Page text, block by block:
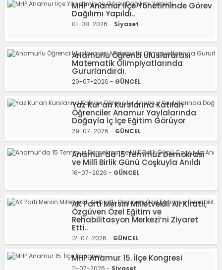
MHP Anamur İlçe Yönetiminde Görev
Dağılımı Yapıldı..
01-08-2026 - Siyaset
Anamurlu Öğrenci Uluslararası
Matematik Olimpiyatlarında
Gururlandırdı.
29-07-2026 - GÜNCEL
Yaz Kur’an Kurslarına Katılan
Öğrenciler Anamur Yaylalarında
Doğayla İç İçe Eğitim Görüyor
29-07-2026 - GÜNCEL
Anamur’da 15 Temmuz Demokrasi
ve Millî Birlik Günü Coşkuyla Anıldı
16-07-2026 - GÜNCEL
AK Parti Mersin Milletvekili Ali Kıratlı,
Özgüven Özel Eğitim ve
Rehabilitasyon Merkezi’ni Ziyaret
Etti..
12-07-2026 - GÜNCEL
MHP Anamur 15. İlçe Kongresi